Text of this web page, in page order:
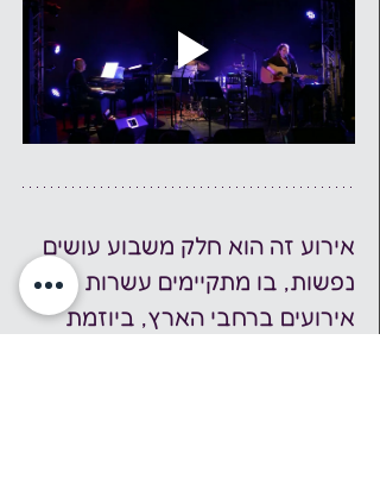
אירוע זה הוא חלק משבוע עושים
נפשות, בו מתקיימים עשרות
אירועים ברחבי הארץ, ביוזמת